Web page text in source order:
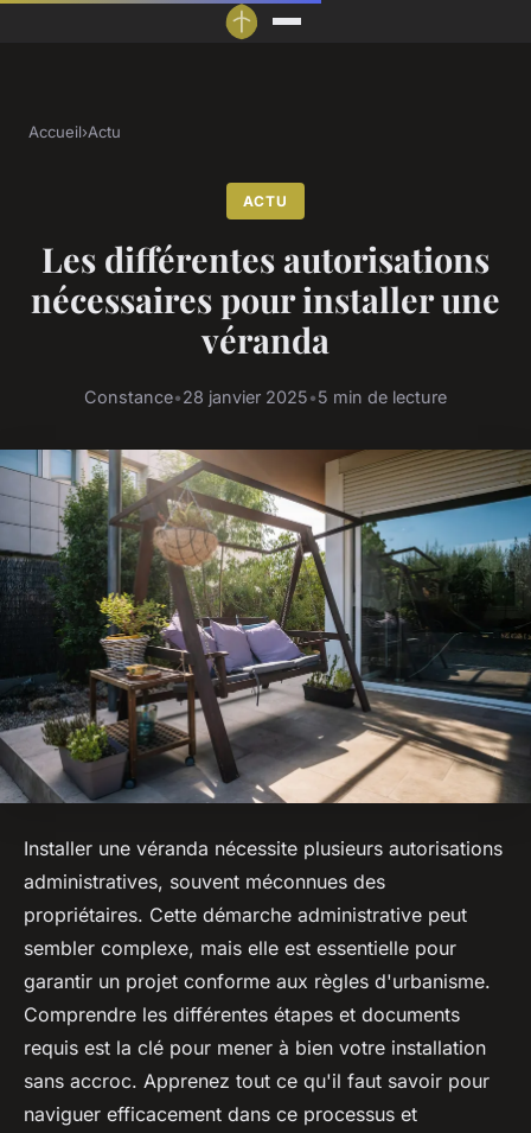
Accueil›Actu
ACTU
Les différentes autorisations
nécessaires pour installer une
véranda
Constance•28 janvier 2025•5 min de lecture
Installer une véranda nécessite plusieurs autorisations
administratives, souvent méconnues des
propriétaires. Cette démarche administrative peut
sembler complexe, mais elle est essentielle pour
garantir un projet conforme aux règles d'urbanisme.
Comprendre les différentes étapes et documents
requis est la clé pour mener à bien votre installation
sans accroc. Apprenez tout ce qu'il faut savoir pour
naviguer efficacement dans ce processus et